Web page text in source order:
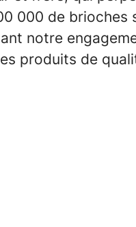
000 de brioches
notre
produits de